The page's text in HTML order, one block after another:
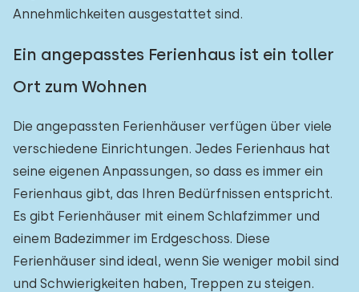
Annehmlichkeiten ausgestattet sind.
Ein angepasstes Ferienhaus ist ein toller
Ort zum Wohnen
Die angepassten Ferienhäuser verfügen über viele
verschiedene Einrichtungen. Jedes Ferienhaus hat
seine eigenen Anpassungen, so dass es immer ein
Ferienhaus gibt, das Ihren Bedürfnissen entspricht.
Es gibt Ferienhäuser mit einem Schlafzimmer und
einem Badezimmer im Erdgeschoss. Diese
Ferienhäuser sind ideal, wenn Sie weniger mobil sind
und Schwierigkeiten haben, Treppen zu steigen.